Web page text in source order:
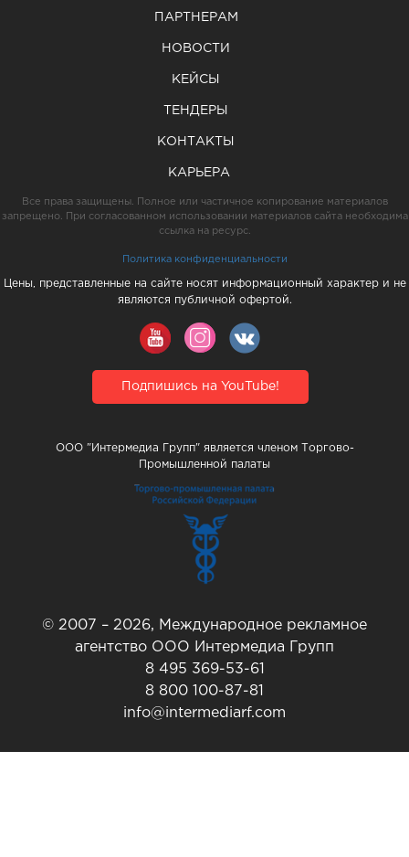
ПАРТНЕРАМ
НОВОСТИ
КЕЙСЫ
ТЕНДЕРЫ
КОНТАКТЫ
КАРЬЕРА
Все права защищены. Полное или частичное копирование материалов
запрещено. При согласованном использовании материалов сайта необходима
ссылка на ресурс.
Политика конфиденциальности
Цены, представленные на сайте носят информационный характер и не
являются публичной офертой.
Подпишись на YouTube!
ООО "Интермедиа Групп" является членом Торгово-
Промышленной палаты
© 2007 – 2026, Международное рекламное
агентство ООО Интермедиа Групп
8 495 369-53-61
8 800 100-87-81
info@intermediarf.com